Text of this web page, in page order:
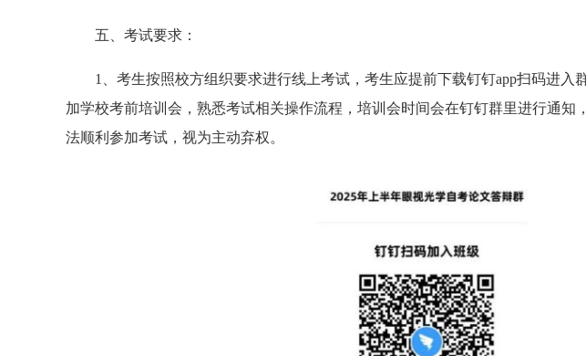
五、考试要求：
1、考生按照校方组织要求进行线上考试，考生应提前下载钉钉app扫码进入
加学校考前培训会，熟悉考试相关操作流程，培训会时间会在钉钉群里进行通知
法顺利参加考试，视为主动弃权。